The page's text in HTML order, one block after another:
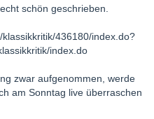
schön geschrieben.
436180/index.do?
index.do
zwar aufgenommen, werde
am Sonntag live überraschen